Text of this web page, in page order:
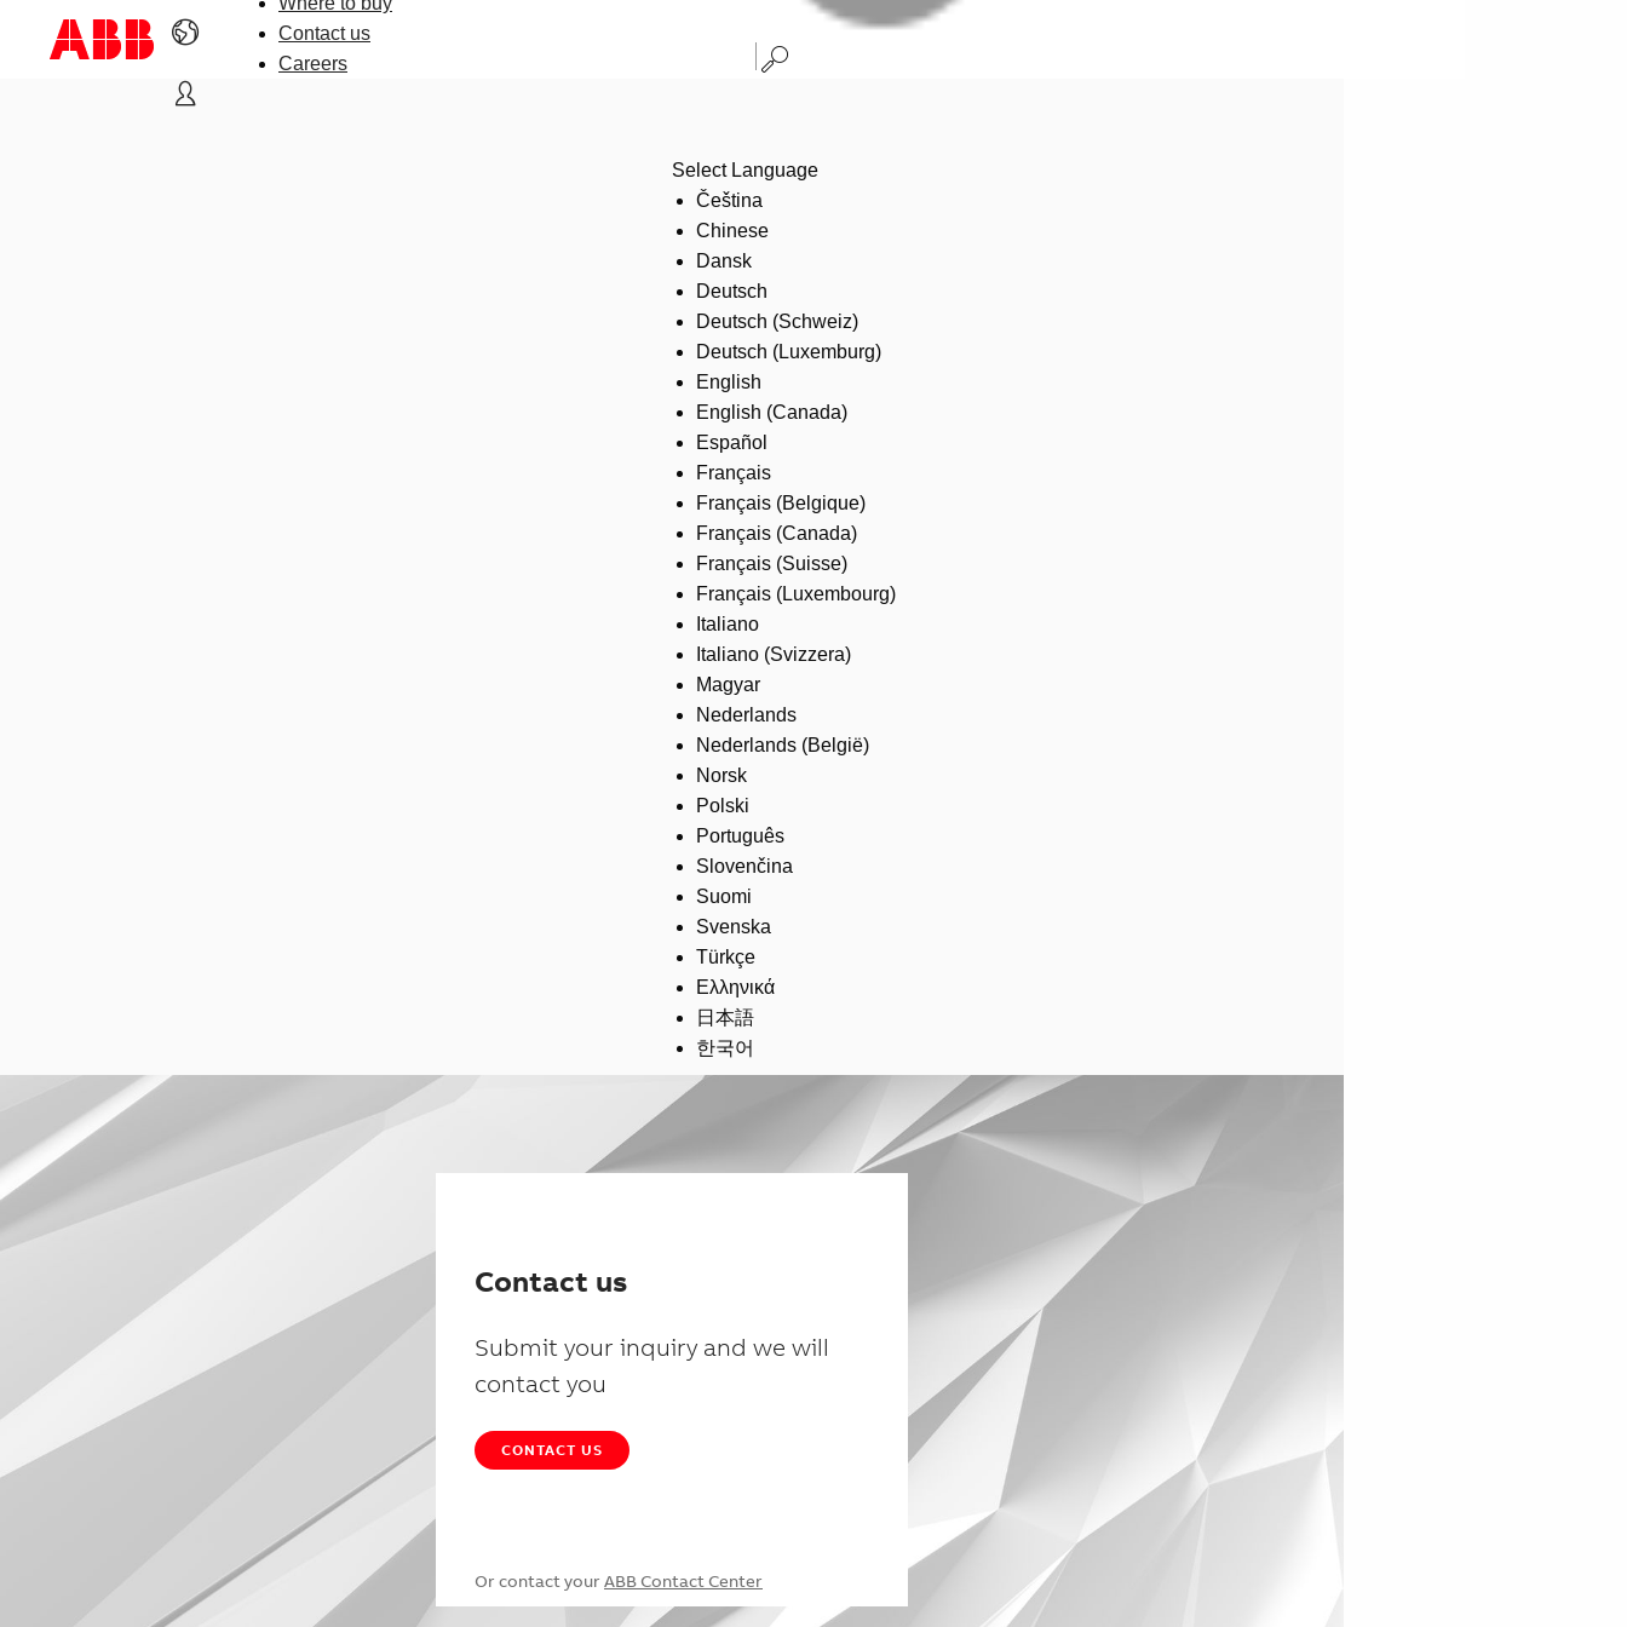
Contact us
Careers
Select Language
Čeština
Chinese
Dansk
Deutsch
Deutsch (Schweiz)
Deutsch (Luxemburg)
English
English (Canada)
Español
Français
Français (Belgique)
Français (Canada)
Français (Suisse)
Français (Luxembourg)
Italiano
Italiano (Svizzera)
Magyar
Nederlands
Nederlands (België)
Norsk
Polski
Português
Slovenčina
Suomi
Svenska
Türkçe
Ελληνικά
日本語
한국어
Contact us
Submit your inquiry and we will
contact you
CONTACT US
Or contact your ABB Contact Center